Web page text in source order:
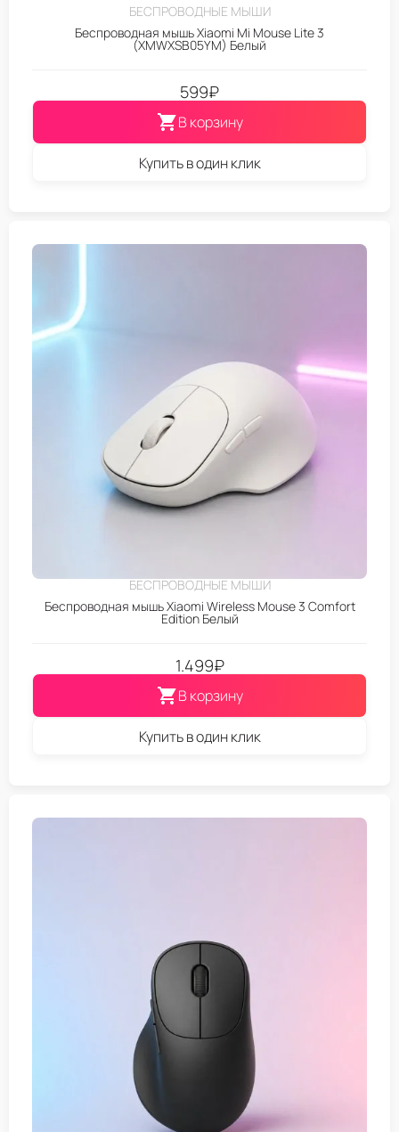
БЕСПРОВОДНЫЕ МЫШИ
Беспроводная мышь Xiaomi Mi Mouse Lite 3
(XMWXSB05YM) Белый
599₽
В корзину
Купить в один клик
БЕСПРОВОДНЫЕ МЫШИ
Беспроводная мышь Xiaomi Wireless Mouse 3 Comfort
Edition Белый
1.499₽
В корзину
Купить в один клик